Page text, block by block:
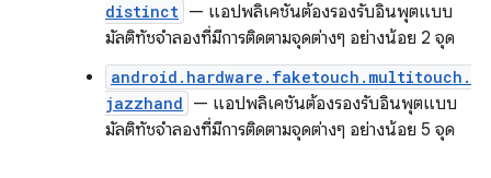
distinct — แอปพลิเคชันต้องรองรับอินพุตแบบ
มัลติทัชจำลองที่มีการติดตามจุดต่างๆ อย่างน้อย 2 จุด
android.hardware.faketouch.multitouch.
jazzhand — แอปพลิเคชันต้องรองรับอินพุตแบบ
มัลติทัชจำลองที่มีการติดตามจุดต่างๆ อย่างน้อย 5 จุด